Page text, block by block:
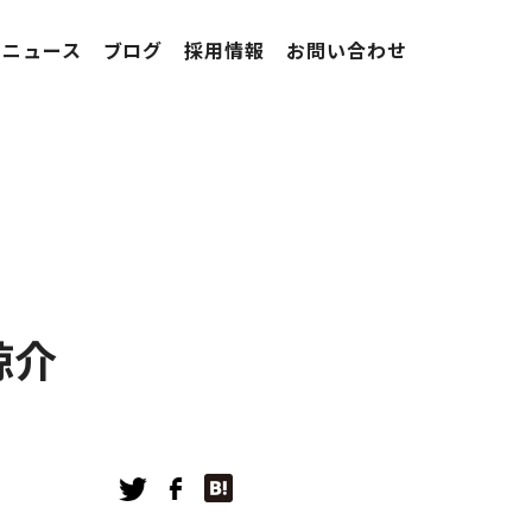
介
ニュース ブログ 採用情報 お問い合わせ